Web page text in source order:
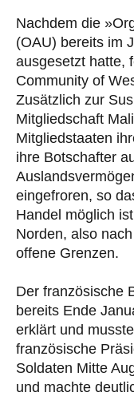
Nachdem die
(OAU) bereits im
ausgesetzt hatte,
Community of
Zusätzlich zur
Mitgliedschaft
Mitgliedstaaten
ihre Botschafter
eingefroren, so
Handel möglich
Norden, also
offene Grenzen.
Der französische
bereits Ende
erklärt und
französische
Soldaten Mitte
und machte